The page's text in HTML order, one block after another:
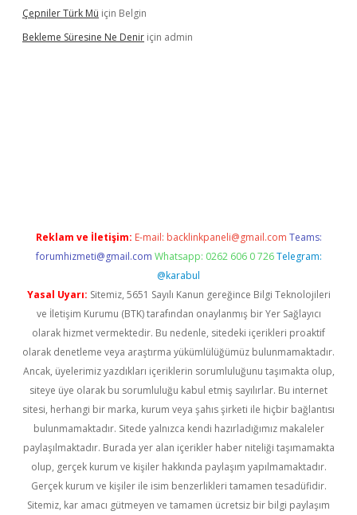
Çepniler Türk Mü için Belgin
Bekleme Süresine Ne Denir için admin
Reklam ve İletişim: E-mail: backlinkpaneli@gmail.com Teams:
forumhizmeti@gmail.com Whatsapp: 0262 606 0 726 Telegram:
@karabul
Yasal Uyarı: Sitemiz, 5651 Sayılı Kanun gereğince Bilgi Teknolojileri
ve İletişim Kurumu (BTK) tarafından onaylanmış bir Yer Sağlayıcı
olarak hizmet vermektedir. Bu nedenle, sitedeki içerikleri proaktif
olarak denetleme veya araştırma yükümlülüğümüz bulunmamaktadır.
Ancak, üyelerimiz yazdıkları içeriklerin sorumluluğunu taşımakta olup,
siteye üye olarak bu sorumluluğu kabul etmiş sayılırlar. Bu internet
sitesi, herhangi bir marka, kurum veya şahıs şirketi ile hiçbir bağlantısı
bulunmamaktadır. Sitede yalnızca kendi hazırladığımız makaleler
paylaşılmaktadır. Burada yer alan içerikler haber niteliği taşımamakta
olup, gerçek kurum ve kişiler hakkında paylaşım yapılmamaktadır.
Gerçek kurum ve kişiler ile isim benzerlikleri tamamen tesadüfidir.
Sitemiz, kar amacı gütmeyen ve tamamen ücretsiz bir bilgi paylaşım